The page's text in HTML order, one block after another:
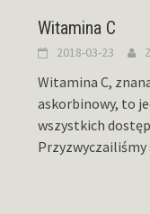
Witamina C
2018-03-23
Witamina C,
askorbinowy, to
wszystkich